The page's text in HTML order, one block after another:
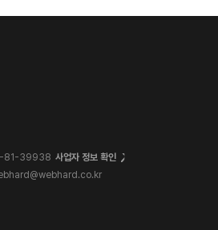
81-39938 사업자 정보 확인